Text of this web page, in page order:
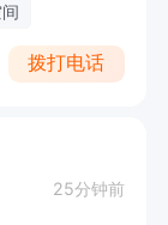
拨打电话
25分钟前